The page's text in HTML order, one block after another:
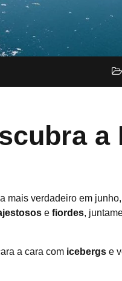
a
mais verdadeiro em
e fiordes,
a cara com icebergs e